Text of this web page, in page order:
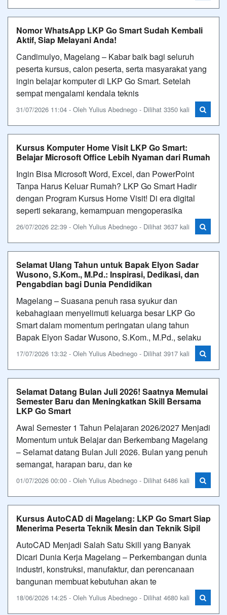
Nomor WhatsApp LKP Go Smart Sudah Kembali
Aktif, Siap Melayani Anda!
Candimulyo, Magelang – Kabar baik bagi seluruh
peserta kursus, calon peserta, serta masyarakat yang
ingin belajar komputer di LKP Go Smart. Setelah
sempat mengalami kendala teknis
31/07/2026 11:04 - Oleh Yulius Abednego - Dilihat 3350 kali
Kursus Komputer Home Visit LKP Go Smart:
Belajar Microsoft Office Lebih Nyaman dari Rumah
Ingin Bisa Microsoft Word, Excel, dan PowerPoint
Tanpa Harus Keluar Rumah? LKP Go Smart Hadir
dengan Program Kursus Home Visit! Di era digital
seperti sekarang, kemampuan mengoperasika
26/07/2026 22:39 - Oleh Yulius Abednego - Dilihat 3637 kali
Selamat Ulang Tahun untuk Bapak Elyon Sadar
Wusono, S.Kom., M.Pd.: Inspirasi, Dedikasi, dan
Pengabdian bagi Dunia Pendidikan
Magelang – Suasana penuh rasa syukur dan
kebahagiaan menyelimuti keluarga besar LKP Go
Smart dalam momentum peringatan ulang tahun
Bapak Elyon Sadar Wusono, S.Kom., M.Pd., selaku
17/07/2026 13:32 - Oleh Yulius Abednego - Dilihat 3917 kali
Selamat Datang Bulan Juli 2026! Saatnya Memulai
Semester Baru dan Meningkatkan Skill Bersama
LKP Go Smart
Awal Semester 1 Tahun Pelajaran 2026/2027 Menjadi
Momentum untuk Belajar dan Berkembang Magelang
– Selamat datang Bulan Juli 2026. Bulan yang penuh
semangat, harapan baru, dan ke
01/07/2026 00:00 - Oleh Yulius Abednego - Dilihat 6486 kali
Kursus AutoCAD di Magelang: LKP Go Smart Siap
Menerima Peserta Teknik Mesin dan Teknik Sipil
AutoCAD Menjadi Salah Satu Skill yang Banyak
Dicari Dunia Kerja Magelang – Perkembangan dunia
industri, konstruksi, manufaktur, dan perencanaan
bangunan membuat kebutuhan akan te
18/06/2026 14:25 - Oleh Yulius Abednego - Dilihat 4680 kali